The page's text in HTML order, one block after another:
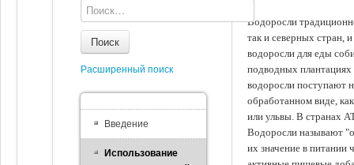
Водоросли
так и северных стран,
водоросли для еды
подводных
водоросли поступают
обработанном виде,
или ульвы. В странах
Водоросли называют
их значение в питании
Поиск
Расширенный поиск
Введение
Использование